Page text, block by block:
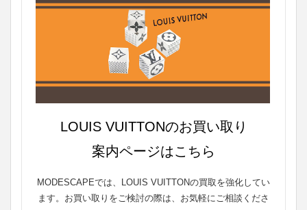
LOUIS VUITTONのお買い取り
案内ページはこちら
MODESCAPEでは、LOUIS VUITTONの買取を強化してい
ます。お買い取りをご検討の際は、お気軽にご相談くださ